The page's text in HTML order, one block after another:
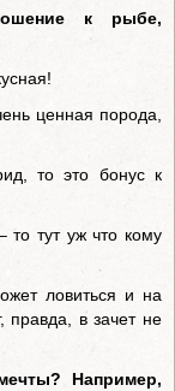
к рыбе,
ценная порода,
то это бонус к
то тут уж что кому
ловиться и на
в зачет не
Например,